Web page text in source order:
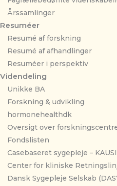
Årssamlinger
Resuméer
Resumé af forskning
Resumé af afhandlinger
Resuméer i perspektiv
Videndeling
Unikke BA
Forskning & udvikling
hormonehealthdk
Oversigt over
Fondslisten
Casebaseret sygepleje –
Center for kliniske
Dansk Sygepleje Selskab